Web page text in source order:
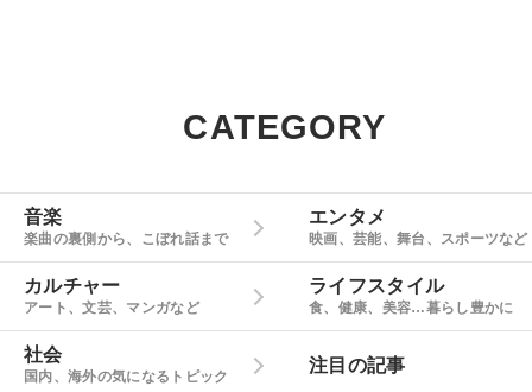
CATEGORY
音楽
楽曲の裏側から、こぼれ話まで
エンタメ
映画、芸能、舞台、スポーツなど
カルチャー
アート、文芸、マンガなど
ライフスタイル
食、健康、美容…暮らし豊かに
社会
国内、海外の気になるトピック
注目の記事